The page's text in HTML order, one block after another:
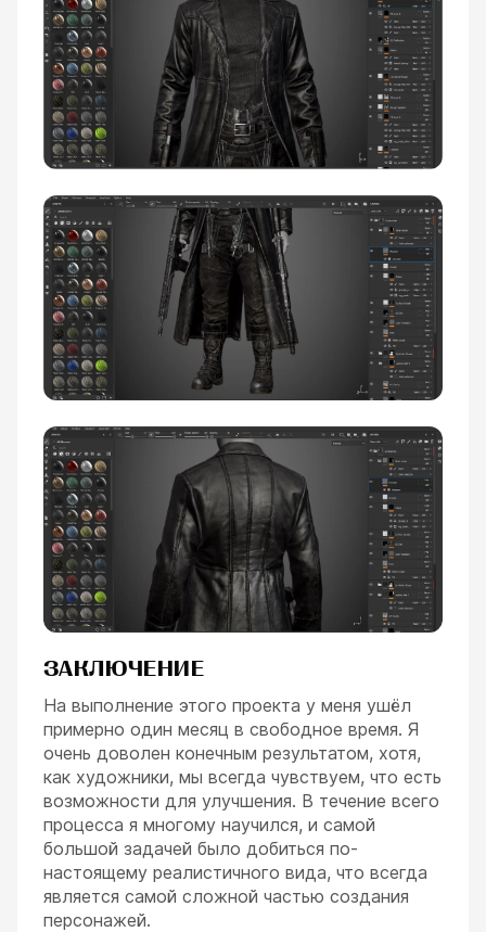
ЗАКЛЮЧЕНИЕ
На выполнение этого проекта у меня ушёл
примерно один месяц в свободное время. Я
очень доволен конечным результатом, хотя,
как художники, мы всегда чувствуем, что есть
возможности для улучшения. В течение всего
процесса я многому научился, и самой
большой задачей было добиться по-
настоящему реалистичного вида, что всегда
является самой сложной частью создания
персонажей.